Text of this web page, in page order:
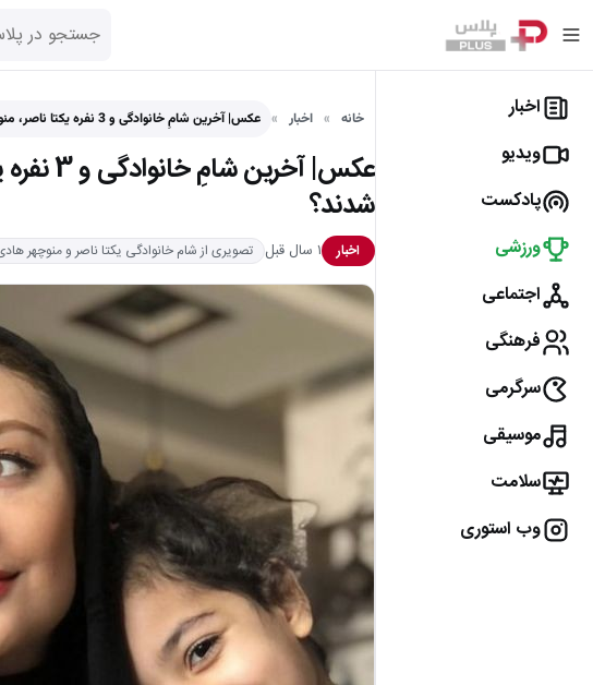
اخبار
ویدیو
پادکست
ورزشی
اجتماعی
فرهنگی
سرگرمی
موسیقی
سلامت
وب استوری
خانه اخبار عکس| آخرین شامِ خانوادگی و 3 نفره یکتا ناصر، منوچهر…
عکس|
شدند؟
اخبار ۱ سال قبل تصویری از شام خانوادگی یکتا ناصر و منوچهر